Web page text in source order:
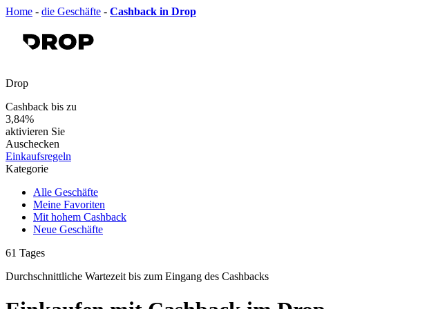
Home - die Geschäfte - Cashback in Drop
Drop
Cashback bis zu
3,84%
aktivieren Sie
Auschecken
Einkaufsregeln
Kategorie
Alle Geschäfte
Meine Favoriten
Mit hohem Cashback
Neue Geschäfte
61 Tages
Durchschnittliche Wartezeit bis zum Eingang des Cashbacks